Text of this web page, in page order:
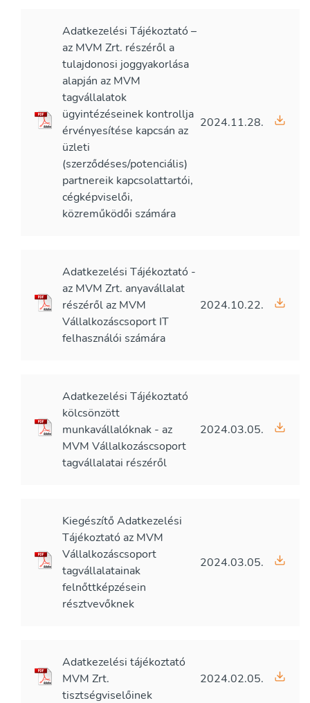
Adatkezelési Tájékoztató –
az MVM Zrt. részéről a
tulajdonosi joggyakorlása
alapján az MVM
tagvállalatok
ügyintézéseinek kontrollja
érvényesítése kapcsán az
üzleti
(szerződéses/potenciális)
partnereik kapcsolattartói,
cégképviselői,
közreműködői számára
2024.11.28.
Adatkezelési Tájékoztató -
az MVM Zrt. anyavállalat
részéről az MVM
Vállalkozáscsoport IT
felhasználói számára
2024.10.22.
Adatkezelési Tájékoztató
kölcsönzött
munkavállalóknak - az
MVM Vállalkozáscsoport
tagvállalatai részéről
2024.03.05.
Kiegészítő Adatkezelési
Tájékoztató az MVM
Vállalkozáscsoport
tagvállalatainak
felnőttképzésein
résztvevőknek
2024.03.05.
Adatkezelési tájékoztató
MVM Zrt.
tisztségviselőinek
2024.02.05.